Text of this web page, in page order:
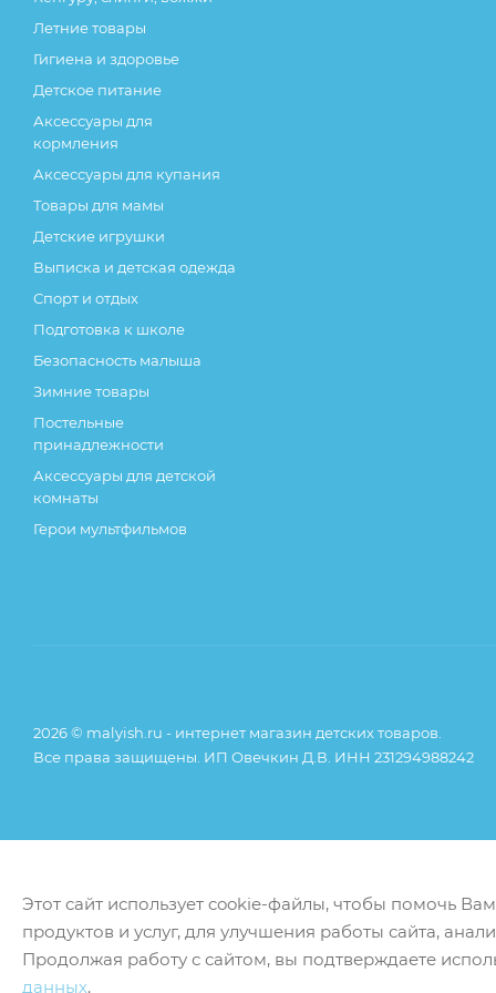
Летние товары
Гигиена и здоровье
Детское питание
Аксессуары для
кормления
Аксессуары для купания
Товары для мамы
Детские игрушки
Выписка и детская одежда
Спорт и отдых
Подготовка к школе
Безопасность малыша
Зимние товары
Постельные
принадлежности
Аксессуары для детской
комнаты
Герои мультфильмов
2026 © malyish.ru - интернет магазин детских товаров.
Все права защищены. ИП Овечкин Д.В. ИНН 231294988242
Этот сайт использует cookie-файлы, чтобы помочь
продуктов и услуг, для улучшения работы сайта,
Продолжая работу с сайтом, вы подтверждаете
данных.